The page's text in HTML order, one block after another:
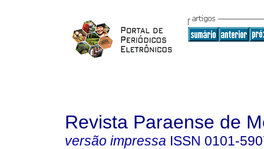
Revista Paraense de
versão impressa ISSN 0101-